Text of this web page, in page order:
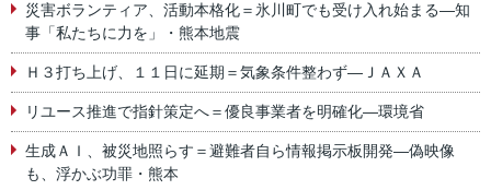
災害ボランティア、活動本格化＝氷川町でも受け入れ始まる―知
事「私たちに力を」・熊本地震
Ｈ３打ち上げ、１１日に延期＝気象条件整わず―ＪＡＸＡ
リユース推進で指針策定へ＝優良事業者を明確化―環境省
生成ＡＩ、被災地照らす＝避難者自ら情報掲示板開発―偽映像
も、浮かぶ功罪・熊本